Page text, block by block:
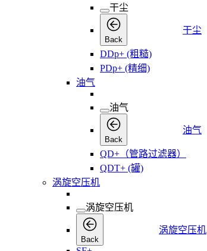
干尘
Back
干尘
DDp+ (粗糙)
PDp+ (精细)
油气
油气
Back
油气
QD+（管路过滤器）
QDT+ (罐)
涡旋空压机
涡旋空压机
Back
涡旋空压机